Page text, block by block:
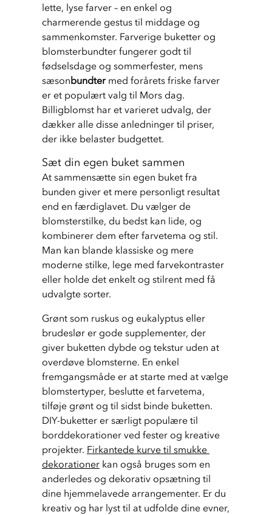
lette, lyse farver – en enkel og
charmerende gestus til middage og
sammenkomster. Farverige buketter og
blomsterbundter fungerer godt til
fødselsdage og sommerfester, mens
sæsonbundter med forårets friske farver
er et populært valg til Mors dag.
Billigblomst har et varieret udvalg, der
dækker alle disse anledninger til priser,
der ikke belaster budgettet.
Sæt din egen buket sammen
At sammensætte sin egen buket fra
bunden giver et mere personligt resultat
end en færdiglavet. Du vælger de
blomsterstilke, du bedst kan lide, og
kombinerer dem efter farvetema og stil.
Man kan blande klassiske og mere
moderne stilke, lege med farvekontraster
eller holde det enkelt og stilrent med få
udvalgte sorter.
Grønt som ruskus og eukalyptus eller
brudeslør er gode supplementer, der
giver buketten dybde og tekstur uden at
overdøve blomsterne. En enkel
fremgangsmåde er at starte med at vælge
blomstertyper, beslutte et farvetema,
tilføje grønt og til sidst binde buketten.
DIY-buketter er særligt populære til
borddekorationer ved fester og kreative
projekter. Firkantede kurve til smukke
dekorationer kan også bruges som en
anderledes og dekorativ opsætning til
dine hjemmelavede arrangementer. Er du
kreativ og har lyst til at udfolde dine evner,